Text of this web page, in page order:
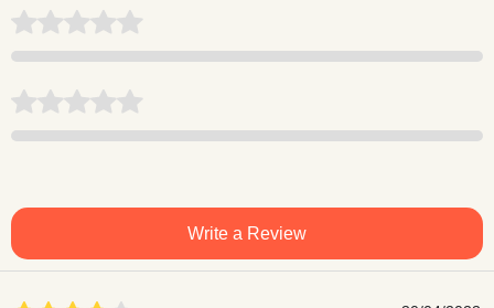
Write a Review